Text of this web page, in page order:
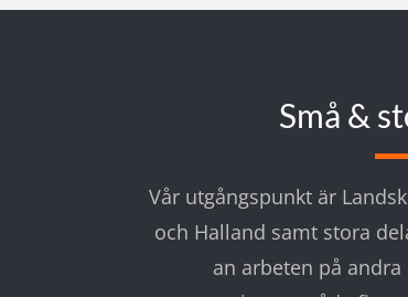
Små &
Vår utgångspunkt är
och Halland samt stora
an arbeten på